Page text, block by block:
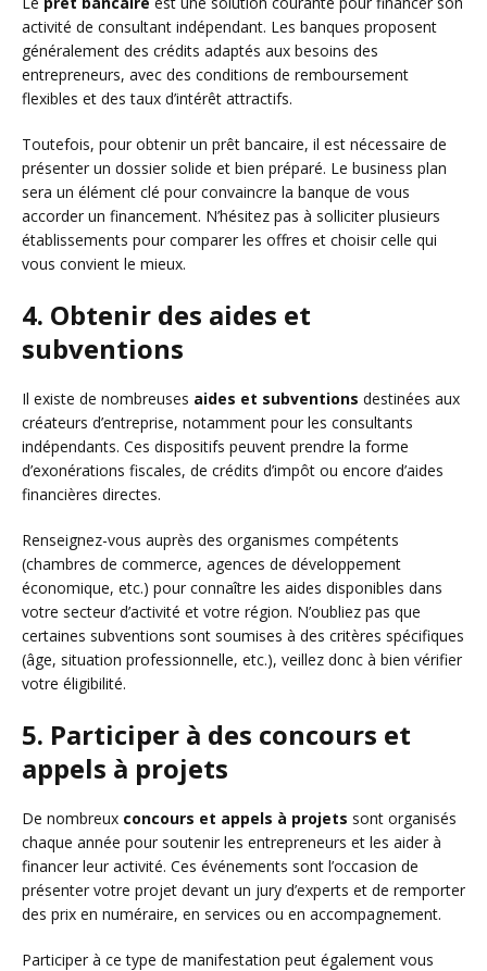
activité de consultant indépendant. Les banques proposent
généralement des crédits adaptés aux besoins des
entrepreneurs, avec des conditions de remboursement
flexibles et des taux d’intérêt attractifs.
Toutefois, pour obtenir un prêt bancaire, il est nécessaire de
présenter un dossier solide et bien préparé. Le business plan
sera un élément clé pour convaincre la banque de vous
accorder un financement. N’hésitez pas à solliciter plusieurs
établissements pour comparer les offres et choisir celle qui
vous convient le mieux.
4. Obtenir des aides et
subventions
Il existe de nombreuses aides et subventions destinées aux
créateurs d’entreprise, notamment pour les consultants
indépendants. Ces dispositifs peuvent prendre la forme
d’exonérations fiscales, de crédits d’impôt ou encore d’aides
financières directes.
Renseignez-vous auprès des organismes compétents
(chambres de commerce, agences de développement
économique, etc.) pour connaître les aides disponibles dans
votre secteur d’activité et votre région. N’oubliez pas que
certaines subventions sont soumises à des critères spécifiques
(âge, situation professionnelle, etc.), veillez donc à bien vérifier
votre éligibilité.
5. Participer à des concours et
appels à projets
De nombreux concours et appels à projets sont organisés
chaque année pour soutenir les entrepreneurs et les aider à
financer leur activité. Ces événements sont l’occasion de
présenter votre projet devant un jury d’experts et de remporter
des prix en numéraire, en services ou en accompagnement.
Participer à ce type de manifestation peut également vous